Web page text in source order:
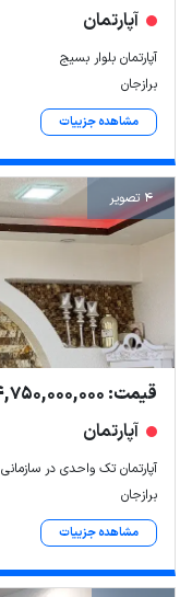
آپارتمان
آپارتمان بلوار بسیج
برازجان
مشاهده جزییات
4 تصویر
قیمت: 4,750,000,000 تومان
آپارتمان
آپارتمان تک واحدی در سازمانی
برازجان
مشاهده جزییات